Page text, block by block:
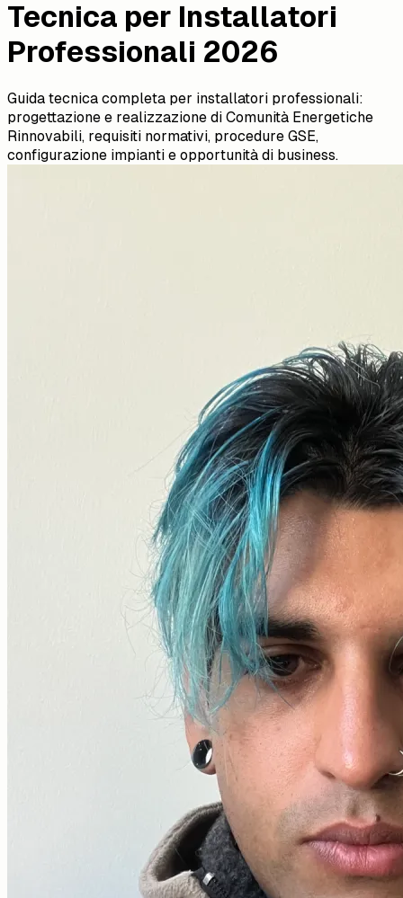
Tecnica per Installatori
Professionali 2026
Guida tecnica completa per installatori professionali:
progettazione e realizzazione di Comunità Energetiche
Rinnovabili, requisiti normativi, procedure GSE,
configurazione impianti e opportunità di business.